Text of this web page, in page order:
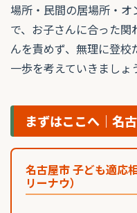
場所・民間の居場所・オ
で、お子さんに合った関
んを責めず、無理に登
一歩を考えていきましょ
まずはここへ｜名
名古屋市 子ども適応
リーナウ）